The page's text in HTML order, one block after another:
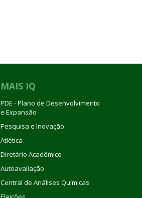
MAIS IQ
PDE - Plano de Desenvolvimento
e Expansão
Pesquisa e Inovação
Atlética
Diretório Acadêmico
Autoavaliação
Central de Análises Químicas